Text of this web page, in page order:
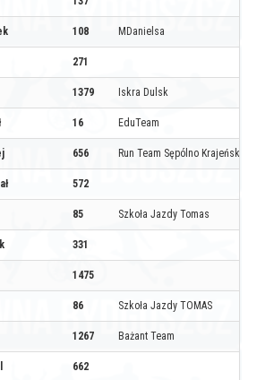
108 MDanielsa
271
1379 Iskra Dulsk
16 EduTeam
656 Run Team Sępólno Krajeńskie
572
85 Szkoła Jazdy Tomas
331
1475
86 Szkoła Jazdy TOMAS
1267 Bażant Team
662